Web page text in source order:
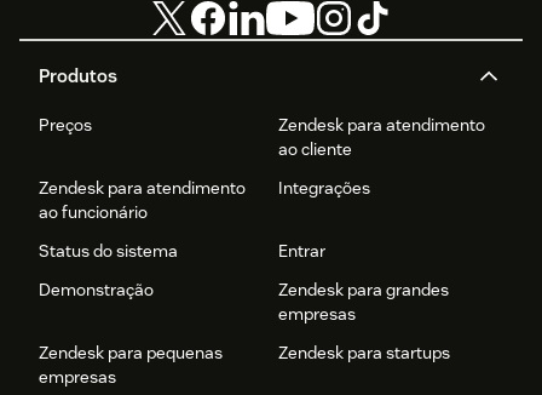
Produtos
Preços
Zendesk para atendimento
ao cliente
Zendesk para atendimento
ao funcionário
Integrações
Status do sistema
Entrar
Demonstração
Zendesk para grandes
empresas
Zendesk para pequenas
empresas
Zendesk para startups